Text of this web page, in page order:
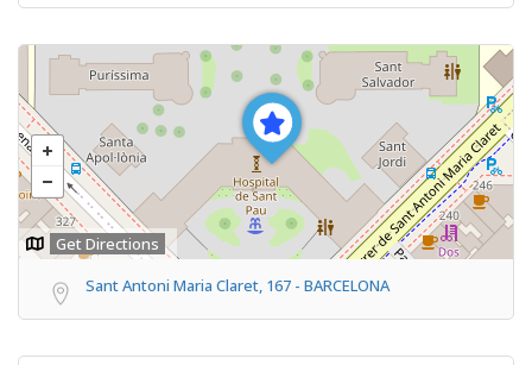
Get Directions
Sant Antoni Maria Claret, 167 - BARCELONA